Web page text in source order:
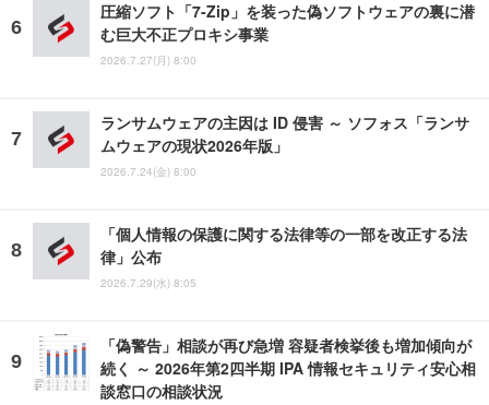
圧縮ソフト「7-Zip」を装った偽ソフトウェアの裏に潜
む巨大不正プロキシ事業
2026.7.27(月) 8:00
ランサムウェアの主因は ID 侵害 ～ ソフォス「ランサ
ムウェアの現状2026年版」
2026.7.24(金) 8:00
「個人情報の保護に関する法律等の一部を改正する法
律」公布
2026.7.29(水) 8:05
「偽警告」相談が再び急増 容疑者検挙後も増加傾向が
続く ～ 2026年第2四半期 IPA 情報セキュリティ安心相
談窓口の相談状況